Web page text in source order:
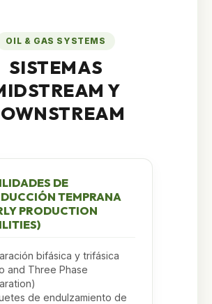
OIL & GAS SYSTEMS
SISTEMAS
Y
DE
TEMPRANA
PRODUCTION
bifásica y trifásica
and Three Phase
de endulzamiento de